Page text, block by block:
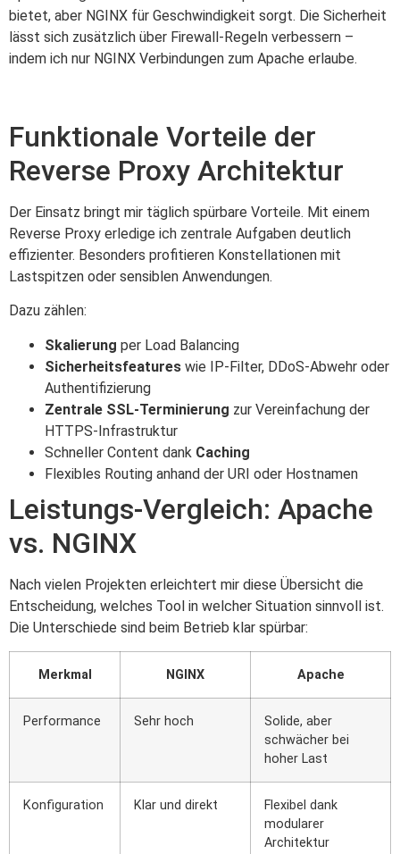
bietet, aber NGINX für Geschwindigkeit sorgt. Die Sicherheit
lässt sich zusätzlich über Firewall-Regeln verbessern –
indem ich nur NGINX Verbindungen zum Apache erlaube.
Funktionale Vorteile der
Reverse Proxy Architektur
Der Einsatz bringt mir täglich spürbare Vorteile. Mit einem
Reverse Proxy erledige ich zentrale Aufgaben deutlich
effizienter. Besonders profitieren Konstellationen mit
Lastspitzen oder sensiblen Anwendungen.
Dazu zählen:
Skalierung per Load Balancing
Sicherheitsfeatures wie IP-Filter, DDoS-Abwehr oder
Authentifizierung
Zentrale SSL-Terminierung zur Vereinfachung der
HTTPS-Infrastruktur
Schneller Content dank Caching
Flexibles Routing anhand der URI oder Hostnamen
Leistungs-Vergleich: Apache
vs. NGINX
Nach vielen Projekten erleichtert mir diese Übersicht die
Entscheidung, welches Tool in welcher Situation sinnvoll ist.
Die Unterschiede sind beim Betrieb klar spürbar:
Merkmal NGINX Apache
Performance Sehr hoch
Solide, aber
schwächer bei
hoher Last
Konfiguration Klar und direkt
Flexibel dank
modularer
Architektur